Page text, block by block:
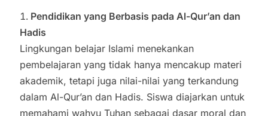
Pendidikan yang Berbasis pada Al-Qur’an dan
Hadis
Lingkungan belajar Islami menekankan
pembelajaran yang tidak hanya mencakup materi
akademik, tetapi juga nilai-nilai yang terkandung
dalam Al-Qur’an dan Hadis. Siswa diajarkan untuk
memahami wahyu Tuhan sebagai dasar moral dan